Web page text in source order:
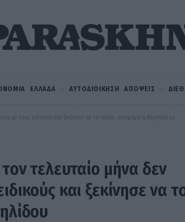
ΕΛΛΑΔΑ ΑΥΤΟΔΙΟΙΚΗΣΗ ΑΠΟΨΕΙΣ
με τους ειδικούς και ξεκίνησε να το σκάει, αναφέρει η Μιχαηλίδου
τελευταίο μήνα δεν
και ξεκίνησε να